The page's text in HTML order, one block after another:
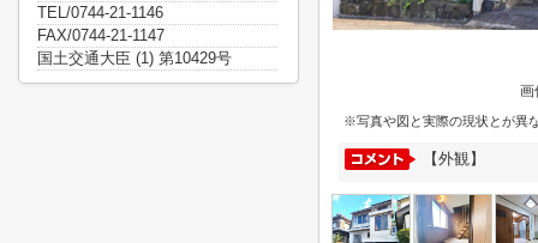
画
※写真や図と実際の現状とが異
【外観】
TEL/0744-21-1146
FAX/0744-21-1147
国土交通大臣 (1) 第10429号